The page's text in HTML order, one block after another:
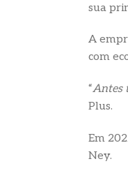
sua
A
com
“Antes
Plus.
Em
Ney.